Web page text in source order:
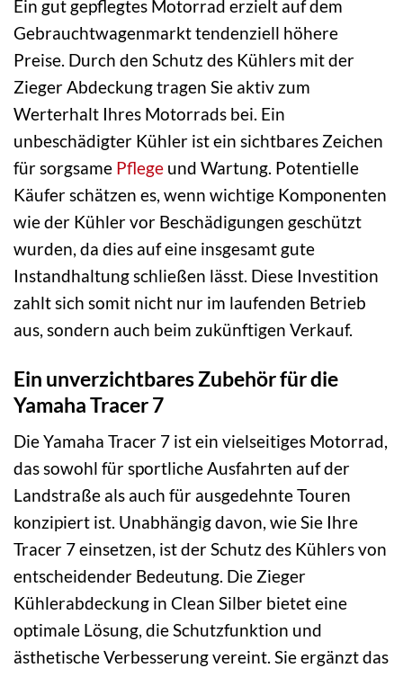
Ein gut gepflegtes Motorrad erzielt auf dem
Gebrauchtwagenmarkt tendenziell höhere
Preise. Durch den Schutz des Kühlers mit der
Zieger Abdeckung tragen Sie aktiv zum
Werterhalt Ihres Motorrads bei. Ein
unbeschädigter Kühler ist ein sichtbares Zeichen
für sorgsame Pflege und Wartung. Potentielle
Käufer schätzen es, wenn wichtige Komponenten
wie der Kühler vor Beschädigungen geschützt
wurden, da dies auf eine insgesamt gute
Instandhaltung schließen lässt. Diese Investition
zahlt sich somit nicht nur im laufenden Betrieb
aus, sondern auch beim zukünftigen Verkauf.
Ein unverzichtbares Zubehör für die
Yamaha Tracer 7
Die Yamaha Tracer 7 ist ein vielseitiges Motorrad,
das sowohl für sportliche Ausfahrten auf der
Landstraße als auch für ausgedehnte Touren
konzipiert ist. Unabhängig davon, wie Sie Ihre
Tracer 7 einsetzen, ist der Schutz des Kühlers von
entscheidender Bedeutung. Die Zieger
Kühlerabdeckung in Clean Silber bietet eine
optimale Lösung, die Schutzfunktion und
ästhetische Verbesserung vereint. Sie ergänzt das